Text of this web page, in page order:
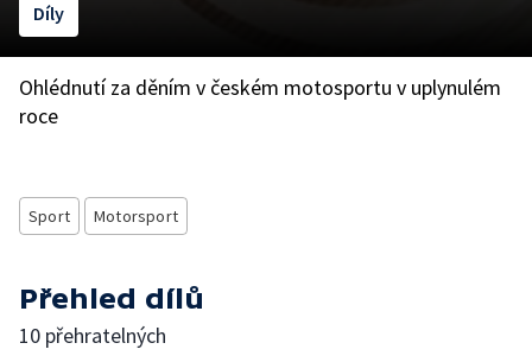
Díly
Ohlédnutí za děním v českém motosportu v uplynulém
roce
Sport Motorsport
Přehled dílů
10 přehratelných